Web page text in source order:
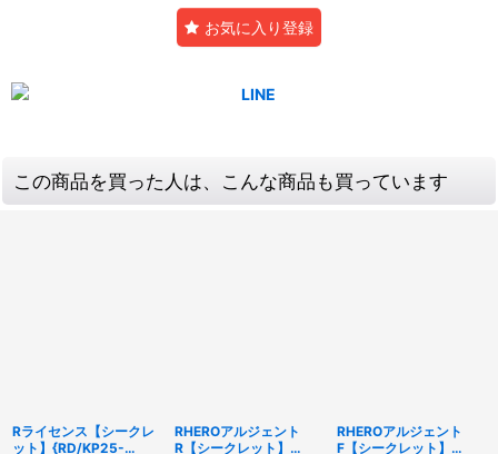
お気に入り登録
この商品を買った人は、こんな商品も買っています
Rライセンス【シークレ
ット】{RD/KP25-
RHEROアルジェント
R【シークレット】
RHEROアルジェント
F【シークレット】